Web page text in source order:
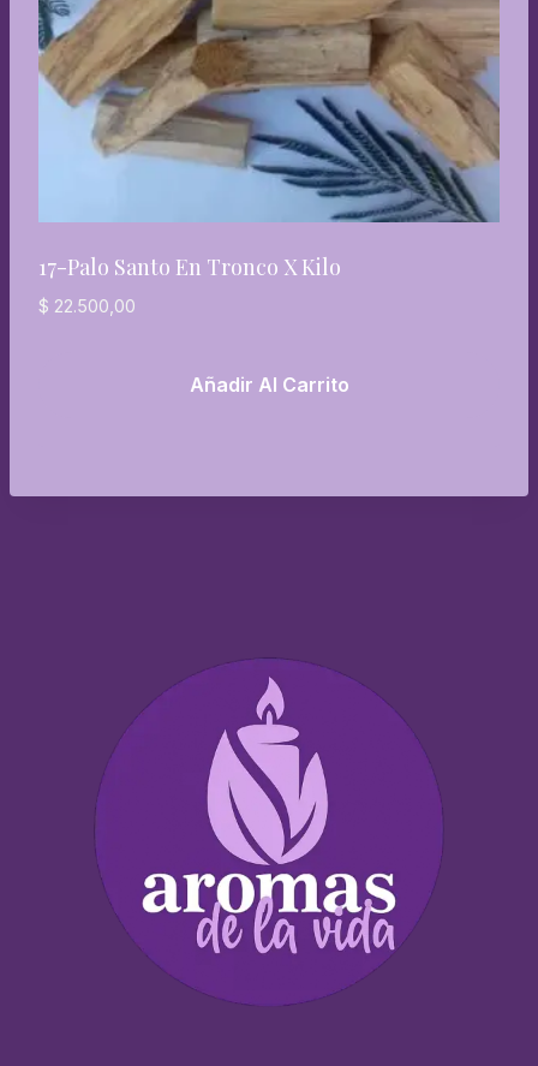
17-Palo Santo En Tronco X Kilo
$ 22.500,00
Añadir Al Carrito